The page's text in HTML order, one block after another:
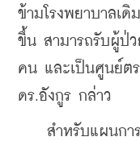
ข้ามโรงพยาบาลเ
ขึ้น สามารถรับผู้ป่
คน และเป็นศูนย์ต
ดร.อังกูร กล่าว
สำหรับแผนการล